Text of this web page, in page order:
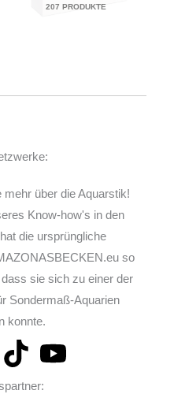
207 PRODUKTE
über die Aquarstik!
Know-how's in den
die ursprüngliche
so
sie sich zu einer der
Sondermaß-Aquarien
konnte.